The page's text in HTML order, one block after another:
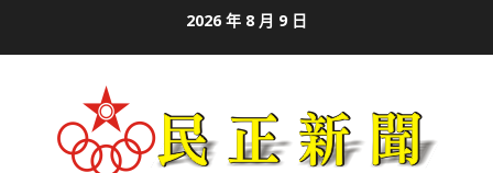
2026 年 8 月 9 日